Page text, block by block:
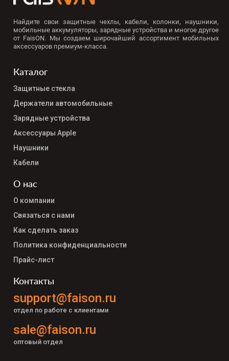
Найдите свои защитные чехлы, кабели, колонки, наушники,
мобильные аккумуляторы, зарядные устройства и многое другое
от FaisON. Мы создаем широчайший ассортимент мобильных
аксессуаров премиум-класса.
Каталог
Защитные стекла
Держатели автомобильные
Зарядные устройства
Аксессуары Apple
Наушники
Кабели
О нас
О компании
Связаться с нами
Как сделать заказ
Политика конфиденциальности
Прайс-лист
Контакты
support@faison.ru
отдел по работе с клиентами
sale@faison.ru
оптовый отдел